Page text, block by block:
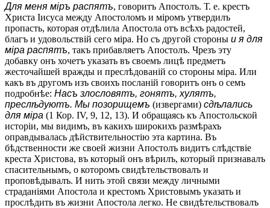
Для меня міръ распятъ, говоритъ Апостолъ. Т. е. крестъ
Христа Іисуса между Апостоломъ и міромъ утвердилъ
пропасть, которая отдѣлила Апостола отъ всѣхъ радостей,
благъ и удовольствій сего міра. Но съ другой стороны и я для
міра распятъ, такъ прибавляетъ Апостолъ. Чрезъ эту
добавку онъ хочетъ указать въ своемъ лицѣ предметъ
жесточайшей вражды и преслѣдованій со стороны міра. Или
какъ въ другомъ изъ своихъ посланій говоритъ онъ о семъ
подробнѣе: Насъ злословятъ, гонятъ, хулятъ,
преслѣдуютъ. Мы позорищемъ (извергами) сдѣлались
для міра (1 Кор. ІV, 9, 12, 13). И обращаясь къ Апостольской
исторіи, мы видимъ, въ какихъ широкихъ размѣрахъ
оправдывалась дѣйствительностію эта картина. Въ
бѣдственности же своей жизни Апостолъ видитъ слѣдствіе
креста Христова, въ который онъ вѣрилъ, который признавалъ
спасительнымъ, о которомъ свидѣтельствовалъ и
проповѣдывалъ. И нить этой связи между личными
страданіями Апостола и крестомъ Христовымъ указать и
прослѣдить въ жизни Апостола легко. Не свидѣтельствовалъ